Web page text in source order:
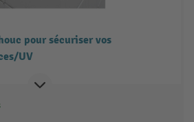
pour sécuriser vos
UV